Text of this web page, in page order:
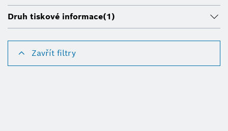
Druh tiskové informace(1)
Zavřít filtry